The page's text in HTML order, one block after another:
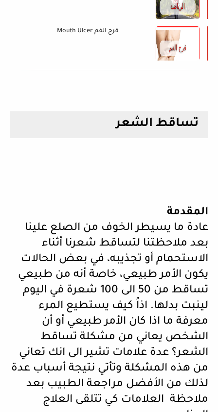
قرح الفم Mouth Ulcer
تساقط الشعر
المقدمة
عادة ما يسيطر الخوف من الصلع علينا
بعد ملاحظتنا لتساقط شعرنا أثناء
الاستحمام أو تجذيبه، في بعض الحالات
يكون الأمر طبيعي، خاصة أنه من طبيعي
تساقط من 50 الى 100 شعرة في اليوم
لينبت بدلها. اذاً كيف يستطيع المرء
معرفة ما اذا كان الأمر طبيعي أو أن
الشخص يعاني من مشكلة تساقط
الشعر؟ عدة علامات تشير الى انك تعاني
من هذه المشكلة وتأتي نتيجة أسباب عدة
لذلك من الأفضل مراجعة الطبيب بعد
ملاحظة العلامات كي تتلقى العلاج